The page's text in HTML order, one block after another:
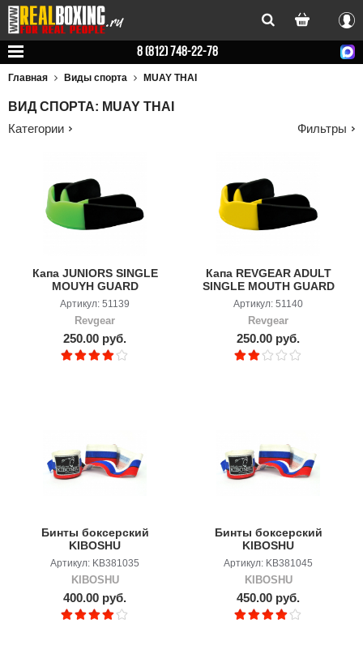
Вход
8 (812) 748-22-78
Главная Виды спорта MUAY THAI
ВИД СПОРТА: MUAY THAI
Категории
Фильтры
Капа JUNIORS SINGLE
MOUYH GUARD
ЮНИОРСКАЯ
Артикул: 51139
Revgear
250.00 руб.
Капа REVGEAR ADULT
SINGLE MOUTH GUARD
Артикул: 51140
Revgear
250.00 руб.
Бинты боксерский
KIBOSHU
Артикул: KB381035
KIBOSHU
400.00 руб.
Бинты боксерский
KIBOSHU
Артикул: KB381045
KIBOSHU
450.00 руб.